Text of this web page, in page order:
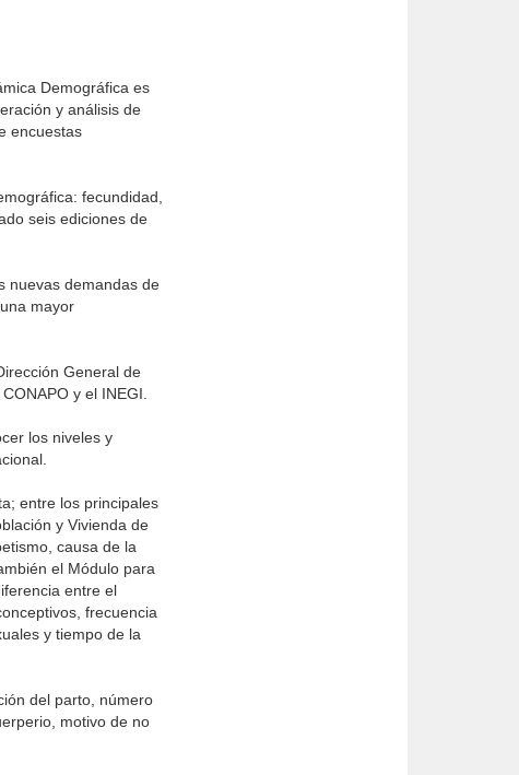
Demográfica es
y análisis de
encuestas
fecundidad,
seis ediciones de
nuevas demandas de
mayor
General de
y el INEGI.
los niveles y
entre los principales
y Vivienda de
causa de la
el Módulo para
entre el
frecuencia
y tiempo de la
del parto, número
motivo de no